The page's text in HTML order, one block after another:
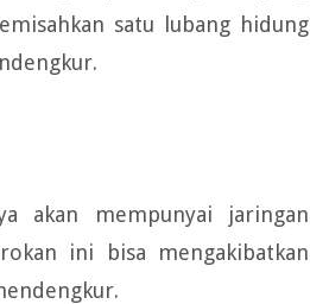
satu lubang hidung
akan mempunyai jaringan
ini bisa mengakibatkan